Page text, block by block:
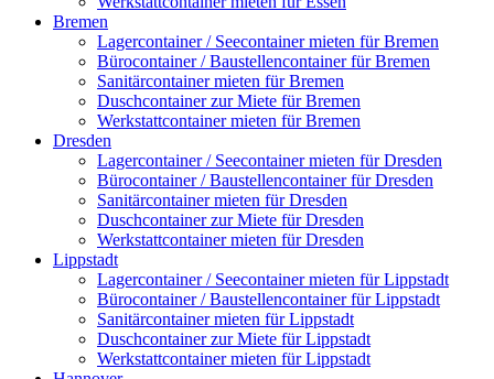
Bremen
Lagercontainer / Seecontainer mieten für Bremen
Bürocontainer / Baustellencontainer für Bremen
Sanitärcontainer mieten für Bremen
Duschcontainer zur Miete für Bremen
Werkstattcontainer mieten für Bremen
Dresden
Lagercontainer / Seecontainer mieten für Dresden
Bürocontainer / Baustellencontainer für Dresden
Sanitärcontainer mieten für Dresden
Duschcontainer zur Miete für Dresden
Werkstattcontainer mieten für Dresden
Lippstadt
Lagercontainer / Seecontainer mieten für Lippstadt
Bürocontainer / Baustellencontainer für Lippstadt
Sanitärcontainer mieten für Lippstadt
Duschcontainer zur Miete für Lippstadt
Werkstattcontainer mieten für Lippstadt